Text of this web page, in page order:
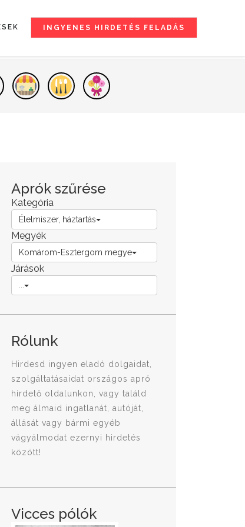
INGYENES HIRDETÉS FELADÁS
Aprók szűrése
Kategória
Élelmiszer, háztartás
Megyék
Komárom-Esztergom megye
Járások
Rólunk
Hirdesd ingyen eladó dolgaidat,
szolgáltatásaidat országos apró
hirdető oldalunkon, vagy találd
meg álmaid ingatlanát, autóját,
állását vagy bármi egyéb
vágyálmodat ezernyi hirdetés
között!
Vicces pólók